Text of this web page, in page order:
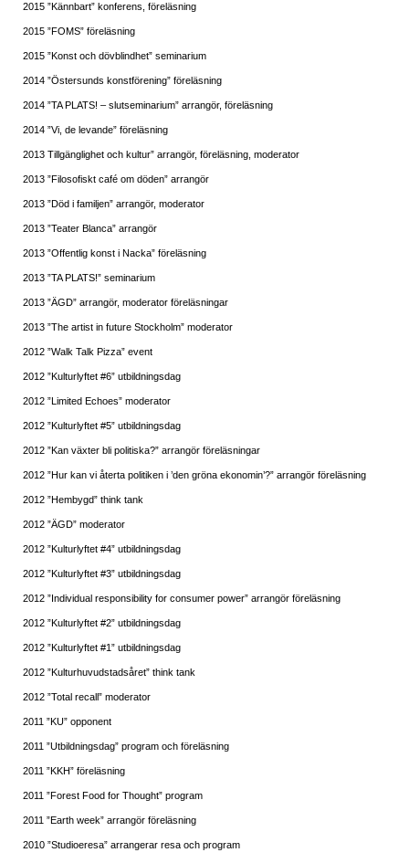
2015 ”Kännbart” konferens, föreläsning
2015 ”FOMS” föreläsning
2015 ”Konst och dövblindhet” seminarium
2014 ”Östersunds konstförening” föreläsning
2014 ”TA PLATS! – slutseminarium” arrangör, föreläsning
2014 ”Vi, de levande” föreläsning
2013 Tillgänglighet och kultur” arrangör, föreläsning, moderator
2013 ”Filosofiskt café om döden” arrangör
2013 ”Död i familjen” arrangör, moderator
2013 ”Teater Blanca” arrangör
2013 ”Offentlig konst i Nacka” föreläsning
2013 ”TA PLATS!” seminarium
2013 ”ÄGD” arrangör, moderator föreläsningar
2013 ”The artist in future Stockholm” moderator
2012 ”Walk Talk Pizza” event
2012 ”Kulturlyftet #6” utbildningsdag
2012 ”Limited Echoes” moderator
2012 ”Kulturlyftet #5” utbildningsdag
2012 ”Kan växter bli politiska?” arrangör föreläsningar
2012 ”Hur kan vi återta politiken i ’den gröna ekonomin’?” arrangör föreläsning
2012 ”Hembygd” think tank
2012 ”ÄGD” moderator
2012 ”Kulturlyftet #4” utbildningsdag
2012 ”Kulturlyftet #3” utbildningsdag
2012 ”Individual responsibility for consumer power” arrangör föreläsning
2012 ”Kulturlyftet #2” utbildningsdag
2012 ”Kulturlyftet #1” utbildningsdag
2012 ”Kulturhuvudstadsåret” think tank
2012 ”Total recall” moderator
2011 ”KU” opponent
2011 ”Utbildningsdag” program och föreläsning
2011 ”KKH” föreläsning
2011 ”Forest Food for Thought” program
2011 ”Earth week” arrangör föreläsning
2010 ”Studioeresa” arrangerar resa och program